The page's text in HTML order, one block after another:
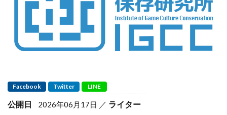
Facebook Twitter LINE
公開日 2026年06月17日 ライター